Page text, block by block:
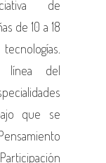
de
de 10 a 18
línea del
que se